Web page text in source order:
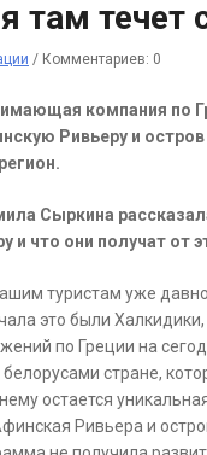
течет
/ Комментариев: 0
компания по
Ривьеру и
Сыркина
и что они получат от
туристам уже
это были
по Греции на
стране,
остается
Ривьера и